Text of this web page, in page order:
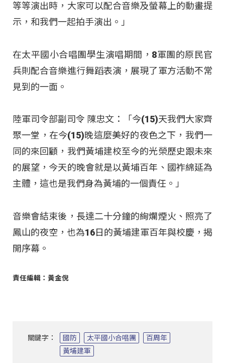
等等演出時，大家可以配合音樂及螢幕上的動畫提
示，和我們一起拍手演出。」
在太平國小合唱團學生演唱期間，8軍團的原民官
兵則配合音樂進行舞蹈表演，展現了軍方活動不常
見到的一面。
陸軍司令部副司令 陳忠文：「今(15)天我們大家齊
聚一堂，在今(15)晚這麼美好的夜色之下，我們一
同的來回顧，我們黃埔建校至今的光榮歷史跟未來
的展望，今天的晚會就是以黃埔百年、國祚綿延為
主體，這也是我們身為黃埔的一個責任。」
音樂會結束後，長達二十分鐘的絢爛煙火、照亮了
鳳山的夜空，也為16日的黃埔建軍百年與校慶，揭
開序幕。
責任編輯：黃金倪
關鍵字： 國防 太平國小合唱團
百周年
黃埔建軍